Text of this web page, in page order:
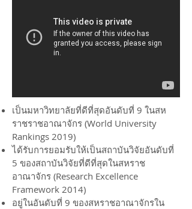
เป็นมหาวิทยาลัยที่ดีที่สุดอันดับที่ 9 ในสห
ราชราชอาณาจักร (World University
Rankings 2019)
ได้รับการยอมรับให้เป็นสถาบันวิจัยอันดับที่
5 ของสถาบันวิจัยที่ดีที่สุดในสหราช
อาณาจักร (Research Excellence
Framework 2014)
อยู่ในอันดับที่ 9 ของสหราชอาณาจักรใน